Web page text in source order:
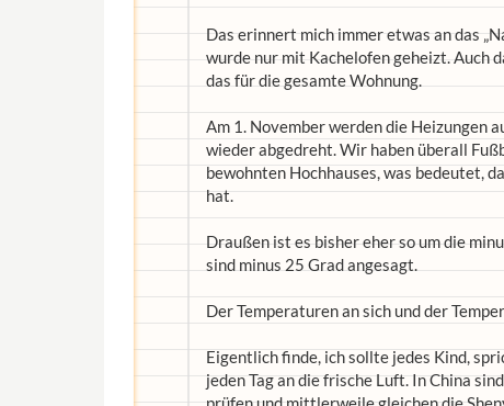
Das erinnert mich immer etwas an das
wurde nur mit Kachelofen geheizt. Auch
das für die gesamte Wohnung.
Am 1. November werden die Heizungen
wieder abgedreht. Wir haben überall
bewohnten Hochhauses, was bedeutet,
hat.
Draußen ist es bisher eher so um die
sind minus 25 Grad angesagt.
Der Temperaturen an sich und der
Eigentlich finde, ich sollte jedes Kind,
jeden Tag an die frische Luft. In China